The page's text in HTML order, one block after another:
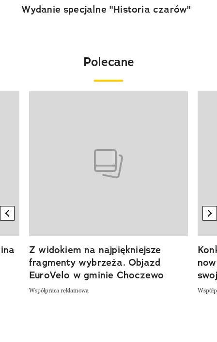
Wydanie specjalne "Historia czarów"
Polecane
previous element
Z widokiem na najpiękniejsze
fragmenty wybrzeża. Objazd
EuroVelo w gminie Choczewo
Współpraca reklamowa